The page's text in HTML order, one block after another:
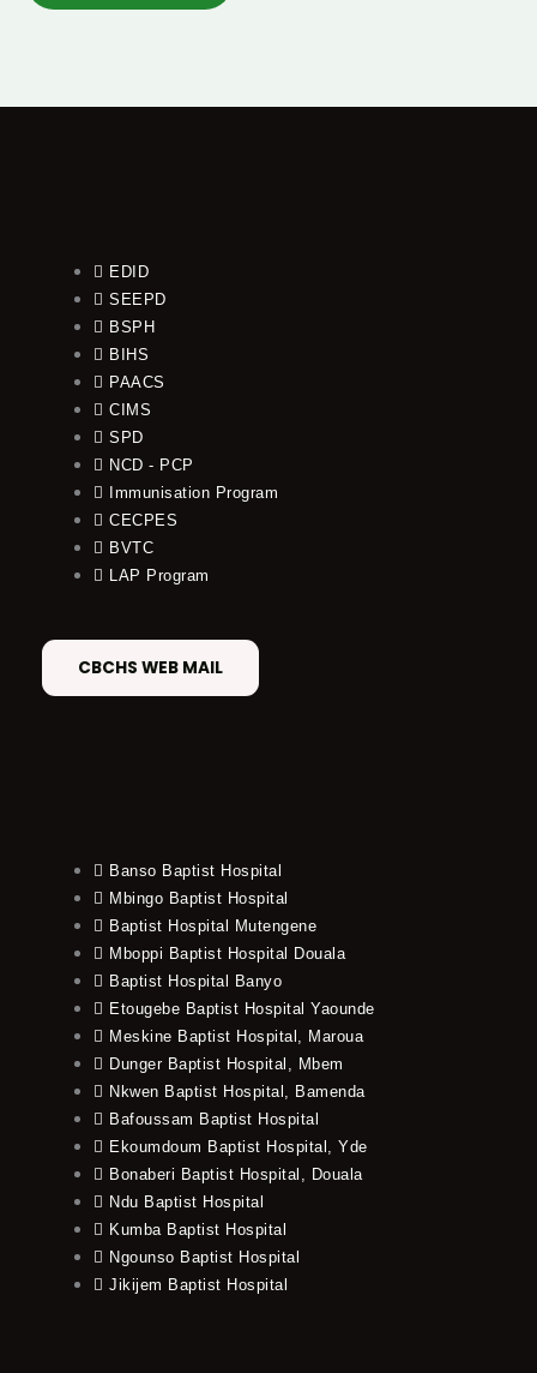
EDID
SEEPD
BSPH
BIHS
PAACS
CIMS
SPD
NCD - PCP
Immunisation Program
CECPES
BVTC
LAP Program
CBCHS WEB MAIL
Banso Baptist Hospital
Mbingo Baptist Hospital
Baptist Hospital Mutengene
Mboppi Baptist Hospital Douala
Baptist Hospital Banyo
Etougebe Baptist Hospital Yaounde
Meskine Baptist Hospital, Maroua
Dunger Baptist Hospital, Mbem
Nkwen Baptist Hospital, Bamenda
Bafoussam Baptist Hospital
Ekoumdoum Baptist Hospital, Yde
Bonaberi Baptist Hospital, Douala
Ndu Baptist Hospital
Kumba Baptist Hospital
Ngounso Baptist Hospital
Jikijem Baptist Hospital